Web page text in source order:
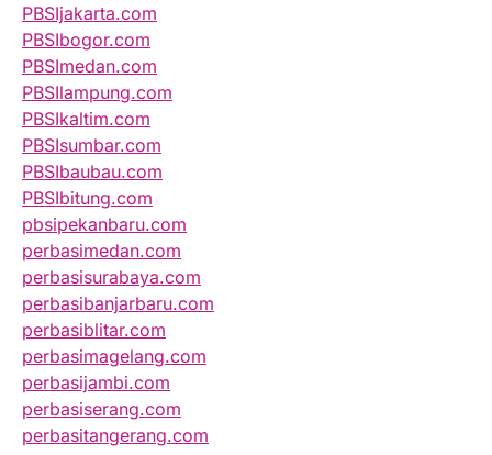
PBSIjakarta.com
PBSIbogor.com
PBSImedan.com
PBSIlampung.com
PBSIkaltim.com
PBSIsumbar.com
PBSIbaubau.com
PBSIbitung.com
pbsipekanbaru.com
perbasimedan.com
perbasisurabaya.com
perbasibanjarbaru.com
perbasiblitar.com
perbasimagelang.com
perbasijambi.com
perbasiserang.com
perbasitangerang.com